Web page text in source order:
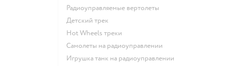
Радиоуправляемые вертолеты
Детский трек
Hot Wheels треки
Самолеты на радиоуправлении
Игрушка танк на радиоуправлении